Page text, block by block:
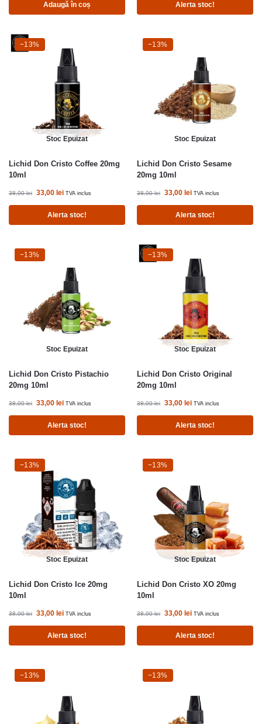
Adaugă în coș Alerta stoc!
-13%
Stoc Epuizat
−13%
Lichid Don Cristo Coffee 20mg
10ml
38,00lei 33,00 lei TVA inclus
Alerta stoc!
-13%
Stoc Epuizat
−13%
Lichid Don Cristo Sesame
20mg 10ml
38,00lei 33,00 lei TVA inclus
Alerta stoc!
-13%
Stoc Epuizat
−13%
Lichid Don Cristo Pistachio
20mg 10ml
38,00lei 33,00 lei TVA inclus
Alerta stoc!
-13%
Stoc Epuizat
−13%
Lichid Don Cristo Original
20mg 10ml
38,00lei 33,00 lei TVA inclus
Alerta stoc!
-13%
Stoc Epuizat
−13%
Lichid Don Cristo Ice 20mg
10ml
38,00lei 33,00 lei TVA inclus
Alerta stoc!
-13%
Stoc Epuizat
−13%
Lichid Don Cristo XO 20mg
10ml
38,00lei 33,00 lei TVA inclus
Alerta stoc!
-13%
−13% -13%
−13%